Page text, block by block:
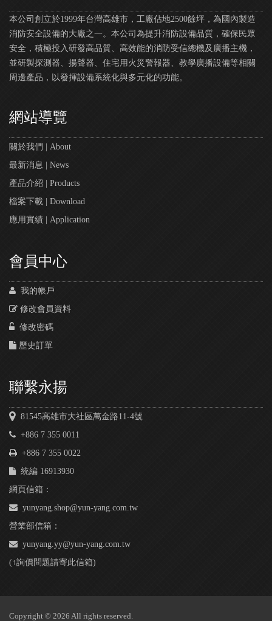
本公司創立於1999年台灣高雄市，工廠佔地2500餘坪，為國內製造
消防安全設備的大廠之一。本公司為提升消防設備品質，確保民眾
安全，積極投入研發高品質、高效能的消防受信總機及廣播主機，
並研製探測器、揚聲器、住宅用火災警報器、教學廣播設備等相關
周邊產品，以發揮設備系統化與多元化的功能。
網站導覽
關於我們 | About
最新消息 | News
產品介紹 | Products
檔案下載 | Download
應用實績 | Application
會員中心
我的帳戶
修改會員資料
修改密碼
歷史訂單
聯繫永揚
81545高雄市大社區萬金路11-4號
+886 7 355 0011
+886 7 355 0022
統編 16913930
網頁信箱：
yunyang.shop@yun-yang.com.tw
營業部信箱：
yunyang.yy@yun-yang.com.tw
(↑詢價問題請寄此信箱)
Copyright © 2026 All rights reserved.